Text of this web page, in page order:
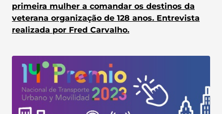
primeira mulher a comandar os destinos da
veterana organização de 128 anos. Entrevista
realizada por Fred Carvalho.